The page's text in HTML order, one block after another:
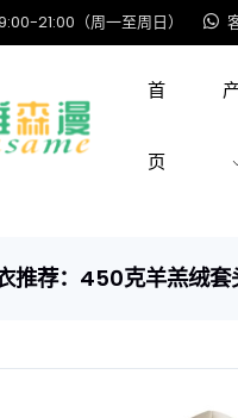
21:00（周一至周日）
首
页
推荐：450克羊羔绒套